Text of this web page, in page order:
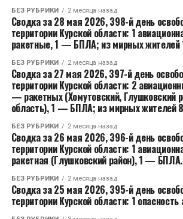
БЕЗ РУБРИКИ 2 месяца назад
Сводка за 28 мая 2026, 398-й день
территории Курской области: 1
ракетные, 1 — БПЛА; из мирных жителей
БЕЗ РУБРИКИ 2 месяца назад
Сводка за 27 мая 2026, 397-й день
территории Курской области: 2
— ракетных (Хомутовский, Глушковский
область), 1 — БПЛА; из мирных жителей
БЕЗ РУБРИКИ 2 месяца назад
Сводка за 26 мая 2026, 396-й день
территории Курской области: 1
ракетная (Глушковский район), 1 — БПЛА.
БЕЗ РУБРИКИ 2 месяца назад
Сводка за 25 мая 2026, 395-й день
территории Курской области: 1